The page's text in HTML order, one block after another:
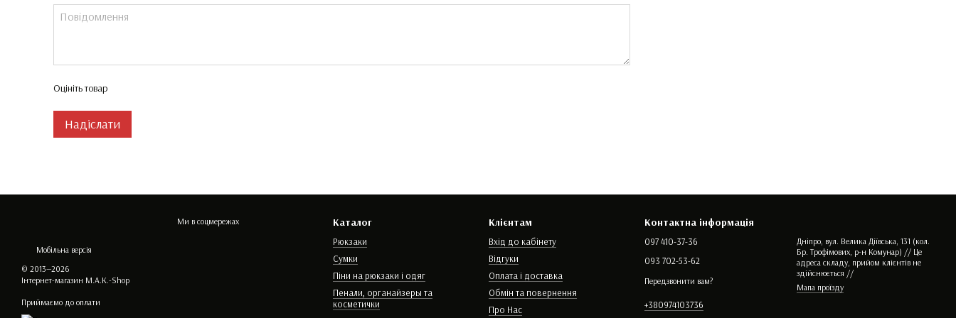
Оцініть товар
Надіслати
Мобільна версія
© 2013—2026
Інтернет-магазин M.A.K.-Shop
Приймаємо до оплати
Ми в соцмережах Каталог
Рюкзаки
Сумки
Піни на рюкзаки і одяг
Пенали, органайзеры та
косметички
Клієнтам
Вхід до кабінету
Відгуки
Оплата і доставка
Обмін та повернення
Про Нас
Контактна інформація
097 410-37-36
093 702-53-62
Передзвонити вам?
+380974103736
Дніпро, вул. Велика Діївська, 131 (кол.
Бр. Трофімових, р-н Комунар) // Це
адреса складу, прийом клієнтів не
здійснюється //
Мапа проїзду